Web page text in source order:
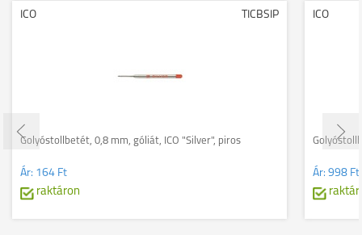
ICO TICBSIP
Golyóstollbetét, 0,8 mm, góliát, ICO "Silver", piros
Ár: 164 Ft
raktáron
ICO
Ár: 998 Ft